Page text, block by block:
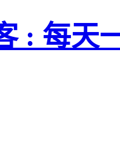
: 每天